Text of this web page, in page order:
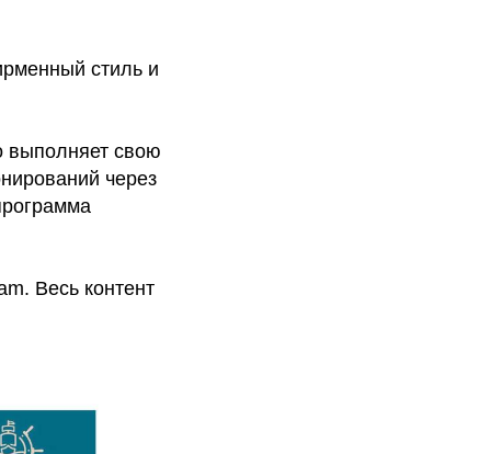
стиль и
выполняет свою
через
Весь контент